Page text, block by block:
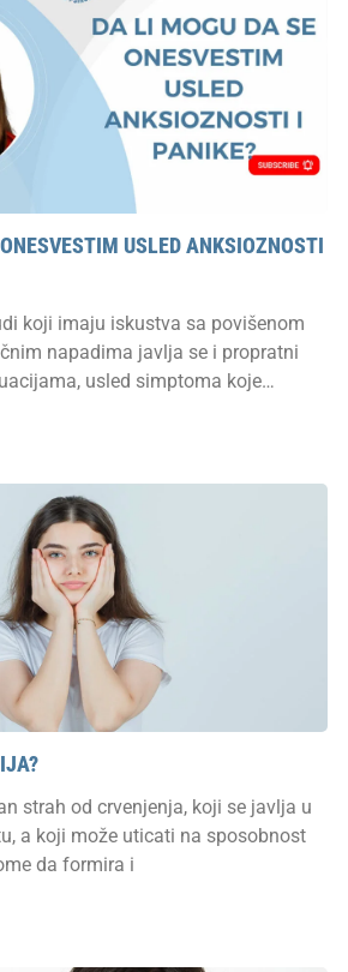
USLED ANKSIOZNOSTI
koji imaju iskustva sa povišenom
napadima javlja se i propratni
usled simptoma koje
pada povrediti, da niko neće prići
strah od crvenjenja, koji se javlja u
a koji može uticati na sposobnost
da formira i